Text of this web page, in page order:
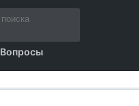
Вопросы